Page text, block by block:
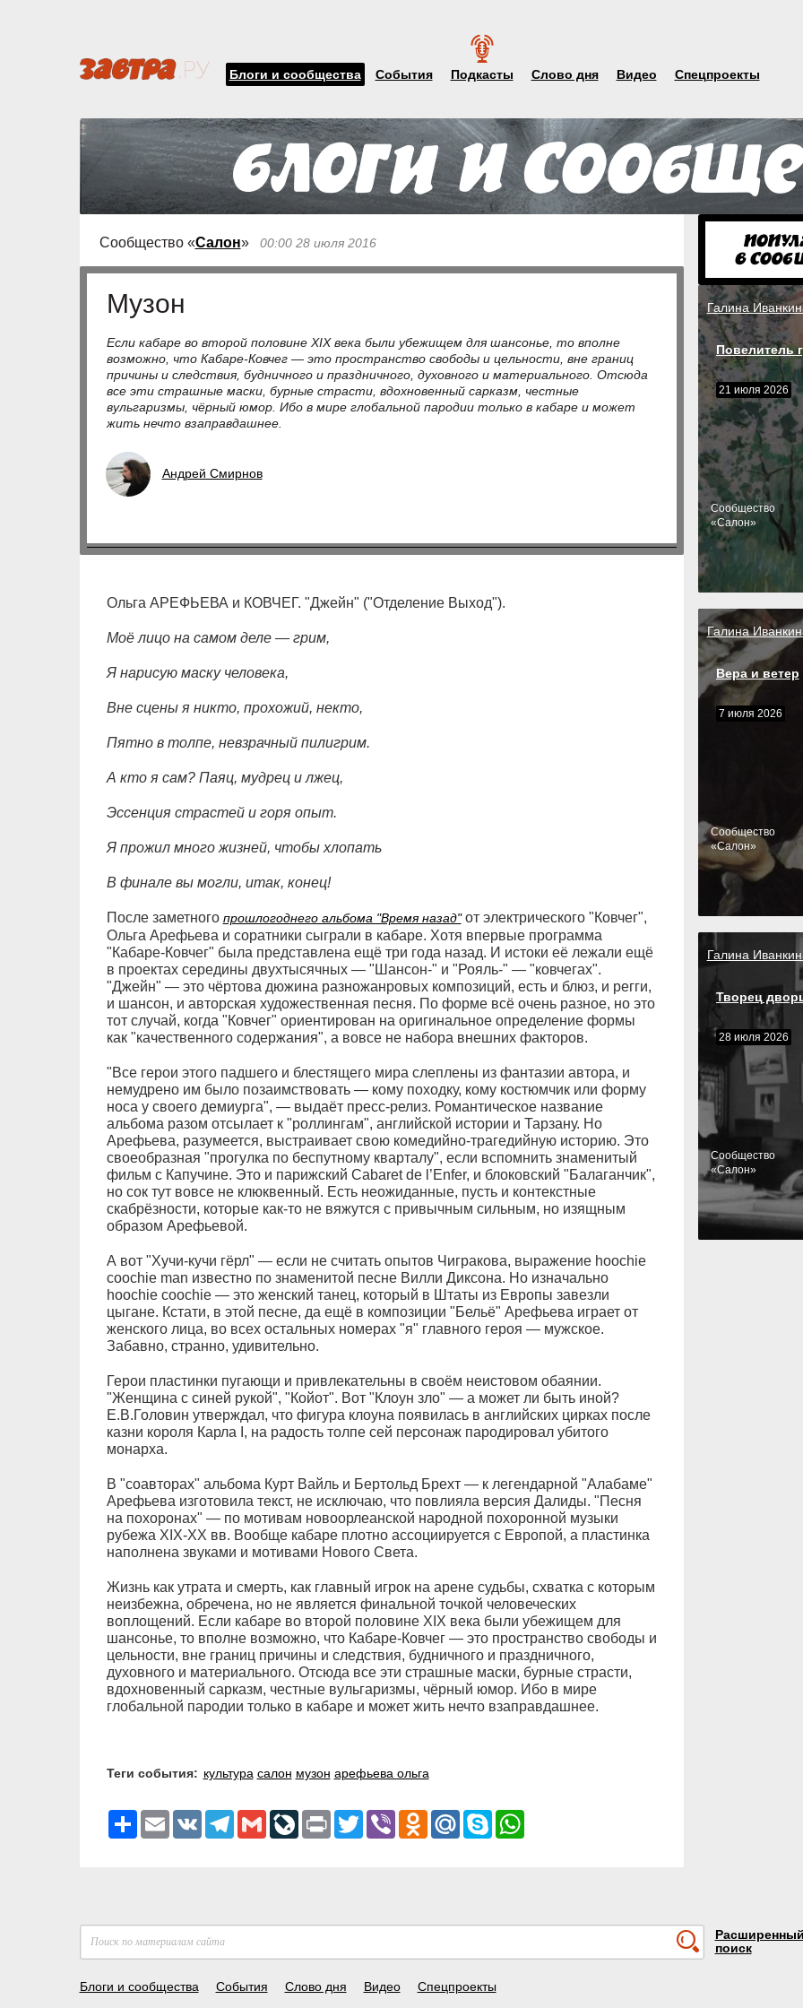
Блоги и сообщества События Подкасты Слово дня Видео Спецпроекты
Сообщество «Салон» 00:00 28 июля 2016
Музон
Если кабаре во второй половине ХIХ века были убежищем для шансонье, то вполне
возможно, что Кабаре-Ковчег — это пространство свободы и цельности, вне границ
причины и следствия, будничного и праздничного, духовного и материального. Отсюда
все эти страшные маски, бурные страсти, вдохновенный сарказм, честные
вульгаризмы, чёрный юмор. Ибо в мире глобальной пародии только в кабаре и может
жить нечто взаправдашнее.
Андрей Смирнов
Ольга АРЕФЬЕВА и КОВЧЕГ. "Джейн" ("Отделение Выход").
Моё лицо на самом деле — грим,
Я нарисую маску человека,
Вне сцены я никто, прохожий, некто,
Пятно в толпе, невзрачный пилигрим.
А кто я сам? Паяц, мудрец и лжец,
Эссенция страстей и горя опыт.
Я прожил много жизней, чтобы хлопать
В финале вы могли, итак, конец!
После заметного прошлогоднего альбома "Время назад"от электрического "Ковчег",
Ольга Арефьева и соратники сыграли в кабаре. Хотя впервые программа
"Кабаре-Ковчег" была представлена ещё три года назад. И истоки её лежали ещё
в проектах середины двухтысячных — "Шансон-" и "Рояль-" — "ковчегах".
"Джейн" — это чёртова дюжина разножанровых композиций, есть и блюз, и регги,
и шансон, и авторская художественная песня. По форме всё очень разное, но это
тот случай, когда "Ковчег" ориентирован на оригинальное определение формы
как "качественного содержания", а вовсе не набора внешних факторов.
"Все герои этого падшего и блестящего мира слеплены из фантазии автора, и
немудрено им было позаимствовать — кому походку, кому костюмчик или форму
носа у своего демиурга", — выдаёт пресс-релиз. Романтическое название
альбома разом отсылает к "роллингам", английской истории и Тарзану. Но
Арефьева, разумеется, выстраивает свою комедийно-трагедийную историю. Это
своеобразная "прогулка по беспутному кварталу", если вспомнить знаменитый
фильм с Капучине. Это и парижский Cabaret de l’Enfer, и блоковский "Балаганчик",
но сок тут вовсе не клюквенный. Есть неожиданные, пусть и контекстные
скабрёзности, которые как-то не вяжутся с привычным сильным, но изящным
образом Арефьевой.
А вот "Хучи-кучи гёрл" — если не считать опытов Чигракова, выражение hoochie
coochie man известно по знаменитой песне Вилли Диксона. Но изначально
hoochie coochie — это женский танец, который в Штаты из Европы завезли
цыгане. Кстати, в этой песне, да ещё в композиции "Бельё" Арефьева играет от
женского лица, во всех остальных номерах "я" главного героя — мужское.
Забавно, странно, удивительно.
Герои пластинки пугающи и привлекательны в своём неистовом обаянии.
"Женщина с синей рукой", "Койот". Вот "Клоун зло" — а может ли быть иной?
Е.В.Головин утверждал, что фигура клоуна появилась в английских цирках после
казни короля Карла I, на радость толпе сей персонаж пародировал убитого
монарха.
В "соавторах" альбома Курт Вайль и Бертольд Брехт — к легендарной "Алабаме"
Арефьева изготовила текст, не исключаю, что повлияла версия Далиды. "Песня
на похоронах" — по мотивам новоорлеанской народной похоронной музыки
рубежа XIX-XX вв. Вообще кабаре плотно ассоциируется с Европой, а пластинка
наполнена звуками и мотивами Нового Света.
Жизнь как утрата и смерть, как главный игрок на арене судьбы, схватка с которым
неизбежна, обречена, но не является финальной точкой человеческих
воплощений. Если кабаре во второй половине ХIХ века были убежищем для
шансонье, то вполне возможно, что Кабаре-Ковчег — это пространство свободы и
цельности, вне границ причины и следствия, будничного и праздничного,
духовного и материального. Отсюда все эти страшные маски, бурные страсти,
вдохновенный сарказм, честные вульгаризмы, чёрный юмор. Ибо в мире
глобальной пародии только в кабаре и может жить нечто взаправдашнее.
Теги события: культура салон музон арефьева ольга
РесурсEmail VK Telegram
GmailLiveJournal
Print TwitterViber Odnoklassniki
Mail.RuSkypeWhatsApp
Галина
Повелитель
21 июля 2026
Cообщество
«Салон»
Галина
Вера и ветер
7 июля 2026
Cообщество
«Салон»
Галина
Творец
28 июля 2026
Cообщество
«Салон»
поиск
Блоги и сообщества События Слово дня Видео Спецпроекты